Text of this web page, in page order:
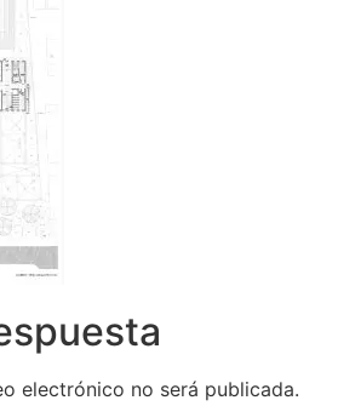
electrónico no será publicada.